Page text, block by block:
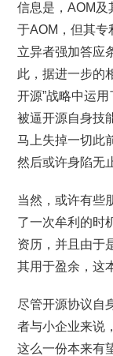
信息是，AOM及
于AOM，但其专
立异者强加答应
此，据进一步的
开源”战略中运
被逼开源自身技
马上失掉一切此
然后或许身陷无
当然，或许有些
了一次牟利的时
资历，并且由于
其用于盈余，这
尽管开源协议自
者与小企业来说
这么一份本来有